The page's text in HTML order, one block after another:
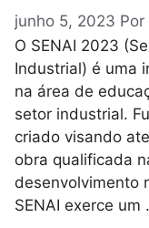
junho 5, 2023 Por
O SENAI 2023
Industrial) é uma
na área de
setor industrial.
criado visando
obra qualificada
desenvolvimento
SENAI exerce um